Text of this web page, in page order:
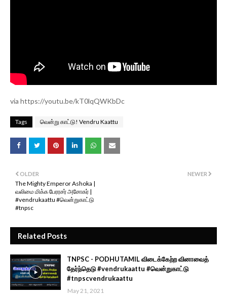
via https://youtu.be/kT0lqQWKbDc
Tags வென்று காட்டு! Vendru Kaattu
NEWER
OLDER
The Mighty Emperor Ashoka |
வலிமை மிக்க பேரரசர் அசோகர் |
#vendrukaattu #வென்றுகாட்டு
#tnpsc
Related Posts
TNPSC - PODHUTAMIL விடைக்கேற்ற வினாவைத்
தேர்ந்தெடு #vendrukaattu #வென்றுகாட்டு
#tnpscvendrukaattu
May 21, 2021